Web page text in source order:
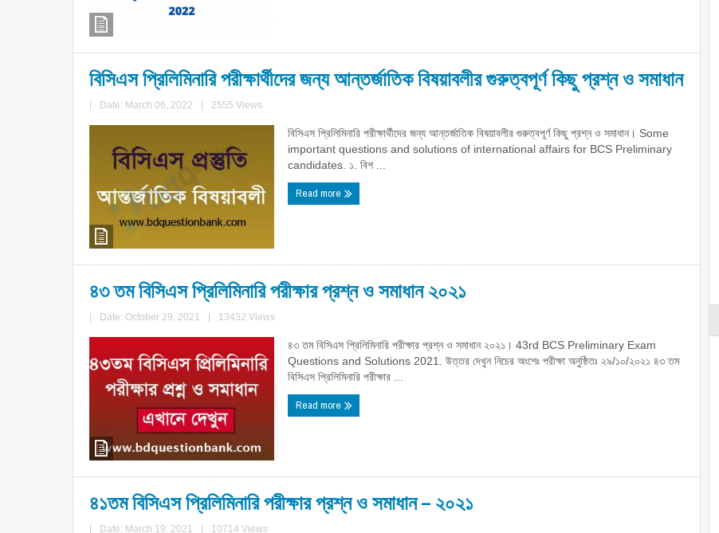
বিসিএস প্রিলিমিনারি পরীক্ষার্থীদের জন্য আন্তর্জাতিক বিষয়াবলীর গুরুত্বপূর্ণ কিছু প্রশ্ন ও সমাধান
Date: March 06, 2022 2555 Views
বিসিএস প্রিলিমিনারি পরীক্ষার্থীদের জন্য আন্তর্জাতিক বিষয়াবলীর গুরুত্বপূর্ণ কিছু প্রশ্ন ও সমাধান। Some
important questions and solutions of international affairs for BCS Preliminary
candidates. ১. বিশ ...
Read more
৪৩ তম বিসিএস প্রিলিমিনারি পরীক্ষার প্রশ্ন ও সমাধান ২০২১
Date: October 29, 2021 13432 Views
৪৩ তম বিসিএস প্রিলিমিনারি পরীক্ষার প্রশ্ন ও সমাধান ২০২১। 43rd BCS Preliminary Exam
Questions and Solutions 2021. উত্তর দেখুন নিচের অংশেঃ পরীক্ষা অনুষ্ঠিতঃ ২৯/১০/২০২১ ৪৩ তম
বিসিএস প্রিলিমিনারি পরীক্ষার ...
Read more
৪১তম বিসিএস প্রিলিমিনারি পরীক্ষার প্রশ্ন ও সমাধান – ২০২১
Date: March 19, 2021 10714 Views